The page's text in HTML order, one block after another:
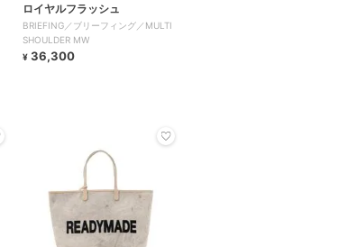
ロイヤルフラッシュ
BRIEFING／ブリーフィング／MULTI
SHOULDER MW
¥ 36,300